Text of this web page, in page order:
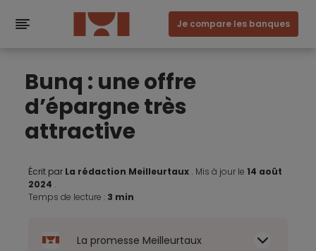
Je compare les banques
Bunq : une offre
d’épargne très
attractive
Écrit par La rédaction Meilleurtaux . Mis à jour le 14 août
2024 .
Temps de lecture : 3 min
La promesse Meilleurtaux